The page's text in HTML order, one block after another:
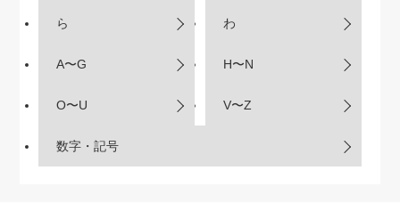
ら わ
A〜G H〜N
O〜U V〜Z
数字・記号